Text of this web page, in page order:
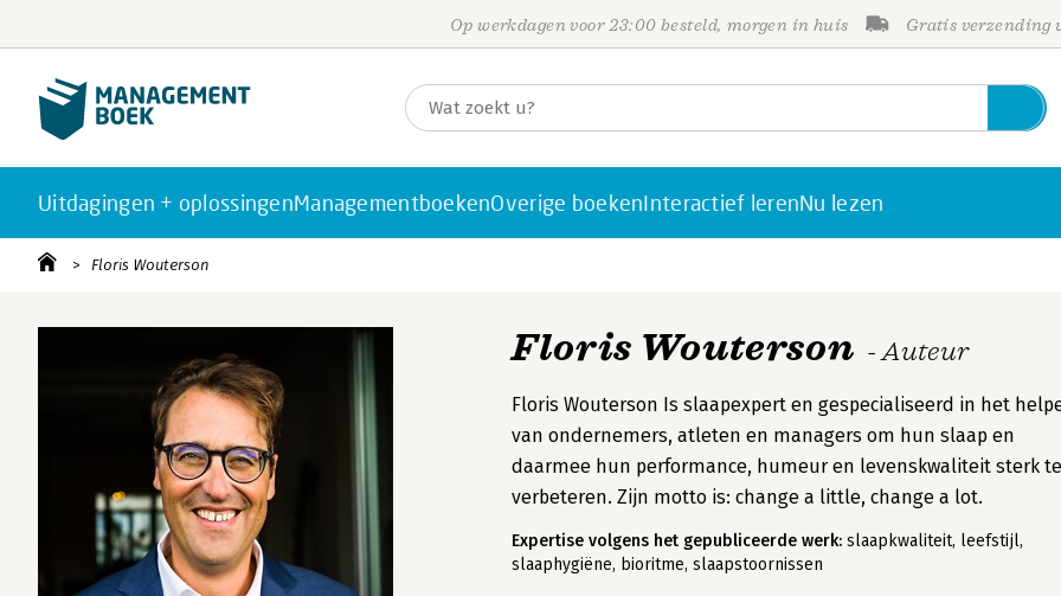
Op werkdagen voor 23:00 besteld, morgen in huis Gratis verzending
Uitdagingen + oplossingenManagementboekenOverige boekenInteractief lerenNu lezen
Floris Wouterson
Floris Wouterson - Auteur
Floris Wouterson Is slaapexpert en gespecialiseerd in het
van ondernemers, atleten en managers om hun slaap en
daarmee hun performance, humeur en levenskwaliteit sterk te
verbeteren. Zijn motto is: change a little, change a lot.
Expertise volgens het gepubliceerde werk: slaapkwaliteit, leefstijl,
slaaphygiëne, bioritme, slaapstoornissen